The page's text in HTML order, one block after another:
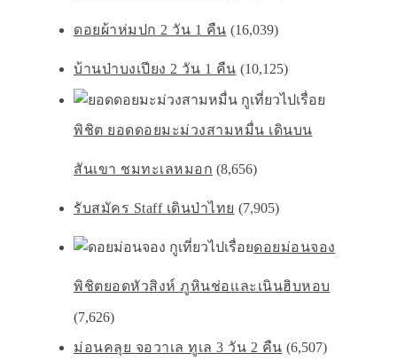
ดอยผ้าห่มปก 2 วัน 1 คืน (16,039)
บ้านป่าบงเปียง 2 วัน 1 คืน (10,125)
พิชิต ยอดดอยมะม่วงสามหมื่น เดินบน
สันเขา ชมทะเลหมอก (8,656)
รับสมัคร Staff เดินป่าไทย (7,905)
ดอยม่อนจอง
พิชิตยอดหัวสิงห์ ภูหินช่อเเละเนินฮิบหอบ
(7,626)
ม่อนคลุย จอวาเล ทูเล 3 วัน 2 คืน (6,507)